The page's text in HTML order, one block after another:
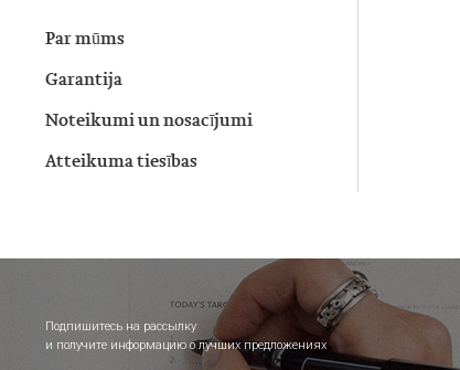
Par mūms
Garantija
Noteikumi un nosacījumi
Atteikuma tiesības
Подпишитесь на рассылку
и получите информацию о лучших предложениях